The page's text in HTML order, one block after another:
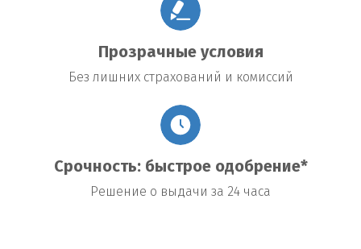
Прозрачные условия
Без лишних страхований и комиссий
Срочность: быстрое одобрение*
Решение о выдачи за 24 часа